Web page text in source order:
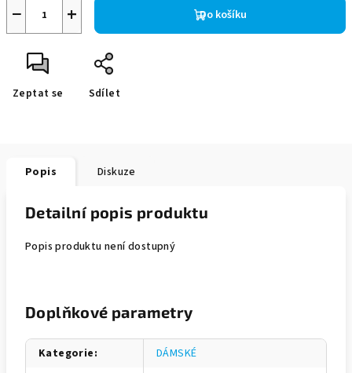
+
− Do košíku
Zeptat se Sdílet
Popis Diskuze
Detailní popis produktu
Popis produktu není dostupný
Doplňkové parametry
Kategorie:
DÁMSKÉ